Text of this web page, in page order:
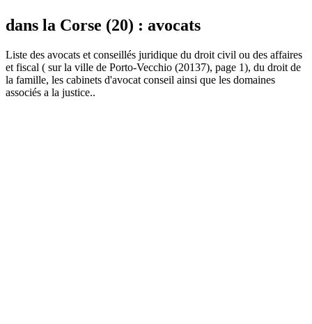
dans la Corse (20) : avocats
Liste des avocats et conseillés juridique du droit civil ou des affaires
et fiscal ( sur la ville de Porto-Vecchio (20137), page 1), du droit de
la famille, les cabinets d'avocat conseil ainsi que les domaines
associés a la justice..